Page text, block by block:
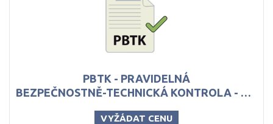
PBTK - PRAVIDELNÁ
BEZPEČNOSTNĚ-TECHNICKÁ KONTROLA - PRO HOLTER EKG
VYŽÁDAT CENU